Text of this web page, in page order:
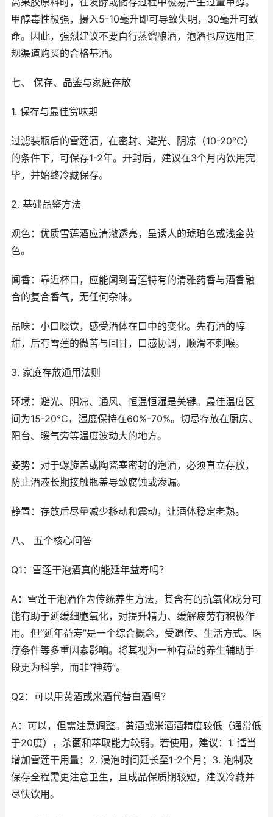
甲醇毒性极强，摄入5-10毫升即可导致失明，30毫升可致
命。因此，强烈建议不要自行蒸馏酿酒，泡酒也应选用正
规渠道购买的合格基酒。
七、 保存、品鉴与家庭存放
1. 保存与最佳赏味期
过滤装瓶后的雪莲酒，在密封、避光、阴凉（10-20℃）
的条件下，可保存1-2年。开封后，建议在3个月内饮用完
毕，并始终冷藏保存。
2. 基础品鉴方法
观色：优质雪莲酒应清澈透亮，呈诱人的琥珀色或浅金黄
色。
闻香：靠近杯口，应能闻到雪莲特有的清雅药香与酒香融
合的复合香气，无任何杂味。
品味：小口啜饮，感受酒体在口中的变化。先有酒的醇
甜，后有雪莲的微苦与回甘，口感协调，顺滑不刺喉。
3. 家庭存放通用法则
环境：避光、阴凉、通风、恒温恒湿是关键。最佳温度区
间为15-20℃，湿度保持在60%-70%。切忌存放在厨房、
阳台、暖气旁等温度波动大的地方。
姿势：对于螺旋盖或陶瓷塞密封的泡酒，必须直立存放，
防止酒液长期接触瓶盖导致腐蚀或渗漏。
静置：存放后尽量减少移动和震动，让酒体稳定老熟。
八、 五个核心问答
Q1：雪莲干泡酒真的能延年益寿吗？
A：雪莲干泡酒作为传统养生方法，其含有的抗氧化成分可
能有助于延缓细胞氧化，对提升精力、缓解疲劳有积极作
用。但“延年益寿”是一个综合概念，受遗传、生活方式、医
疗条件等多重因素影响。将其视为一种有益的养生辅助手
段更为科学，而非“神药”。
Q2：可以用黄酒或米酒代替白酒吗？
A：可以，但需注意调整。黄酒或米酒酒精度较低（通常低
于20度），杀菌和萃取能力较弱。若使用，建议：1. 适当
增加雪莲干用量；2. 浸泡时间延长至1-2个月；3. 泡制及
保存全程需更注意卫生，且成品保质期较短，建议冷藏并
尽快饮用。